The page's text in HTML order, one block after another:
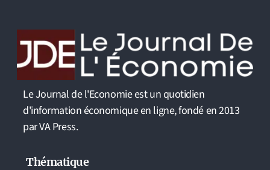
Le Journal de l'Economie est un quotidien
d'information économique en ligne, fondé en 2013
par VA Press.
Thématique